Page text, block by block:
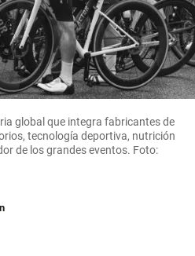
global que integra fabricantes de
tecnología deportiva, nutrición
de los grandes eventos. Foto: